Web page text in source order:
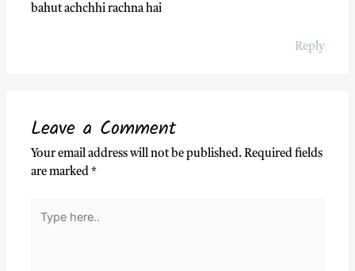
bahut achchhi rachna hai
Reply
Leave a Comment
Your email address will not be published. Required fields
are marked*